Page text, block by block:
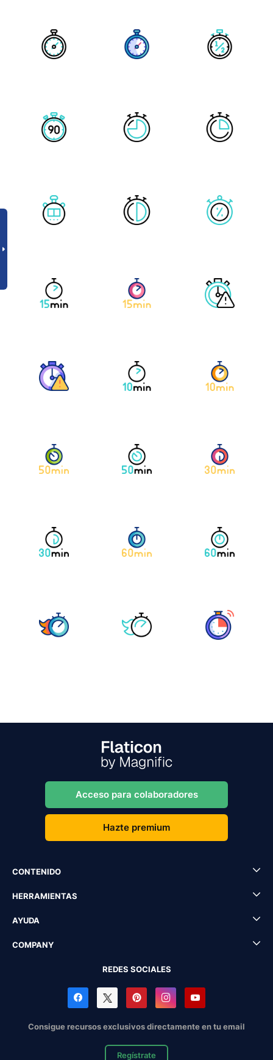
Acceso para colaboradores
Hazte premium
CONTENIDO
HERRAMIENTAS
AYUDA
COMPANY
REDES SOCIALES
Consigue recursos exclusivos directamente en tu email
Regístrate